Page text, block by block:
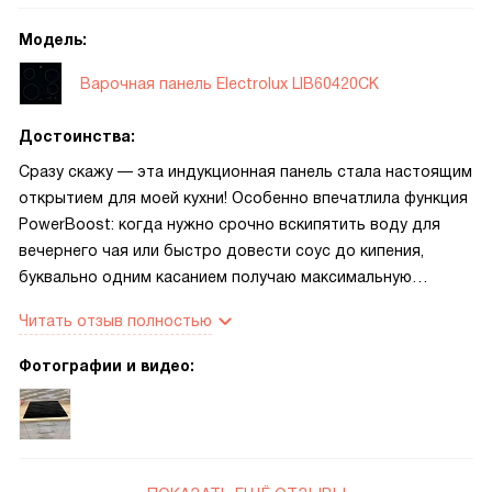
Модель:
Варочная панель Electrolux LIB60420CK
Достоинства:
Сразу скажу — эта индукционная панель стала настоящим
открытием для моей кухни! Особенно впечатлила функция
PowerBoost: когда нужно срочно вскипятить воду для
вечернего чая или быстро довести соус до кипения,
буквально одним касанием получаю максимальную
расположено спереди справа — очень продуманно, не
нужно тянуться над горячими зонами, а подсветка делает
освещении. Безумно радует автоматическое определение
посуды: панель сама «понимает», где стоит кастрюля, и
включений. А индикация остаточного тепла — не просто
Читать отзыв полностью
Фотографии и видео: